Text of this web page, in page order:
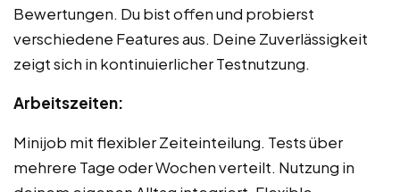
Bewertungen. Du bist offen und probierst
verschiedene Features aus. Deine Zuverlässigkeit
zeigt sich in kontinuierlicher Testnutzung.
Arbeitszeiten:
Minijob mit flexibler Zeiteinteilung. Tests über
mehrere Tage oder Wochen verteilt. Nutzung in